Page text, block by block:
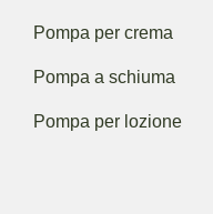
Pompa per crema
Pompa a schiuma
Pompa per lozione